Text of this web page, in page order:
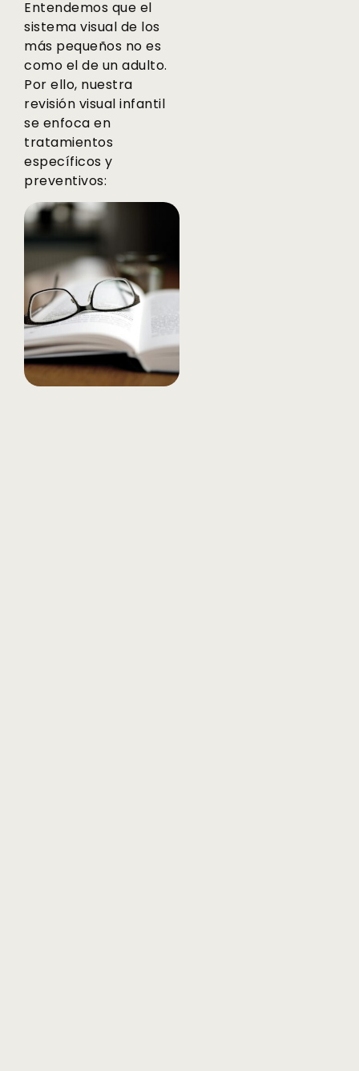
Entendemos que el
sistema visual de los
más pequeños no es
como el de un adulto.
Por ello, nuestra
revisión visual infantil
se enfoca en
tratamientos
específicos y
preventivos: